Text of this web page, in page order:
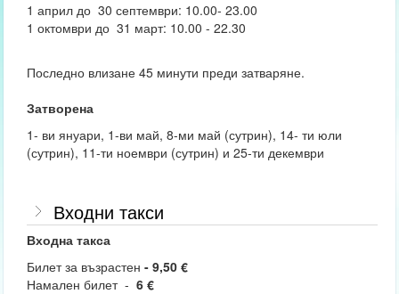
1 април до 30 септември: 10.00- 23.00
1 октомври до 31 март: 10.00 - 22.30
Последно влизане 45 минути преди затваряне.
Затворена
1- ви януари, 1-ви май, 8-ми май (сутрин), 14- ти юли
(сутрин), 11-ти ноември (сутрин) и 25-ти декември
Входни такси
Входна такса
Билет за възрастен - 9,50 €
Намален билет -6 €